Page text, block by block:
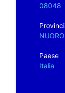
08048
NUORO
Paese
Italia